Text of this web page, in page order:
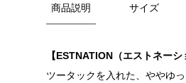
商品説明 サイズ
【ESTNATION（エストネーシ
ツータックを入れた、ややゆ